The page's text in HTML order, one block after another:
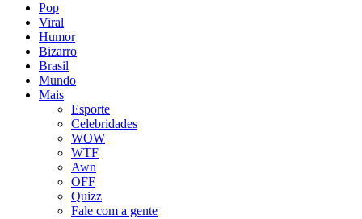
Pop
Viral
Humor
Bizarro
Brasil
Mundo
Mais
Esporte
Celebridades
WOW
WTF
Awn
OFF
Quizz
Fale com a gente